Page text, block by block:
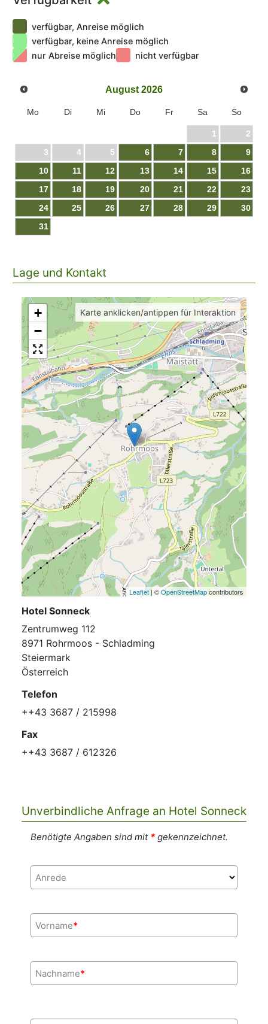
verfügbar, Anreise möglich
verfügbar, keine Anreise möglich
nur Abreise möglich
nicht verfügbar
August 2026
Mo Di Mi Do Fr Sa So
1
2
3
4 5 6 7 8
9
10
11 12 13 14 15
16
17
18 19 20 21 22
23
24
25 26 27 28 29
30
31
Lage und Kontakt
+
−
Leaflet | ©OpenStreetMapcontributors
Karte anklicken/antippen für Interaktion
Hotel Sonneck
Zentrumweg 112
8971 Rohrmoos - Schladming
Steiermark
Österreich
Telefon
++43 3687 / 215998
Fax
++43 3687 / 612326
Unverbindliche Anfrage an Hotel Sonneck
Benötigte Angaben sind mit *gekennzeichnet.
Anrede
Vorname*
Nachname*